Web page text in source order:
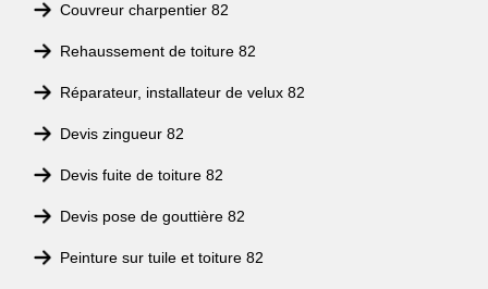
Couvreur charpentier 82
Rehaussement de toiture 82
Réparateur, installateur de velux 82
Devis zingueur 82
Devis fuite de toiture 82
Devis pose de gouttière 82
Peinture sur tuile et toiture 82